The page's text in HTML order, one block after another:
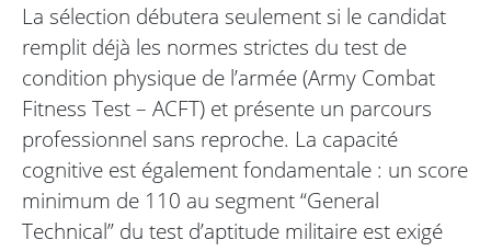
La sélection débutera seulement si le candidat
remplit déjà les normes strictes du test de
condition physique de l’armée (Army Combat
Fitness Test – ACFT) et présente un parcours
professionnel sans reproche. La capacité
cognitive est également fondamentale : un score
minimum de 110 au segment “General
Technical” du test d’aptitude militaire est exigé